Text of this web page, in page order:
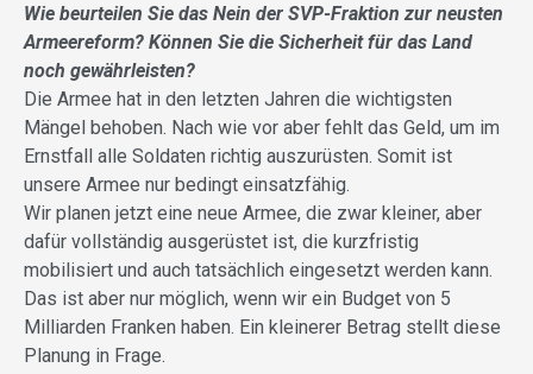
Wie beurteilen Sie das Nein der SVP-Fraktion zur neusten
Armeereform? Können Sie die Sicherheit für das Land
noch gewährleisten?
Die Armee hat in den letzten Jahren die wichtigsten
Mängel behoben. Nach wie vor aber fehlt das Geld, um im
Ernstfall alle Soldaten richtig auszurüsten. Somit ist
unsere Armee nur bedingt einsatzfähig.
Wir planen jetzt eine neue Armee, die zwar kleiner, aber
dafür vollständig ausgerüstet ist, die kurzfristig
mobilisiert und auch tatsächlich eingesetzt werden kann.
Das ist aber nur möglich, wenn wir ein Budget von 5
Milliarden Franken haben. Ein kleinerer Betrag stellt diese
Planung in Frage.